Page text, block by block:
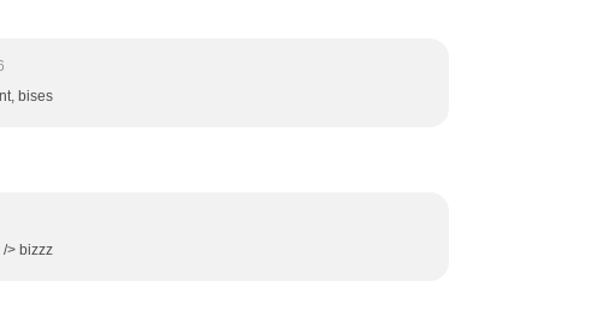
bises
> bizzz